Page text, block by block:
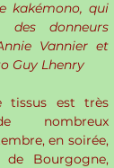
kakémono, qui
des donneurs
Vannier et
Guy Lhenry
tissus est très
nombreux
en soirée,
Bourgogne,